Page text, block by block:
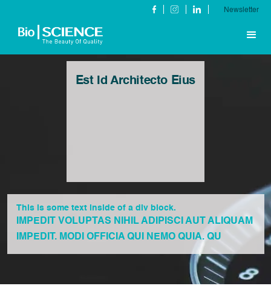
Newsletter
Est Id Architecto Eius
This is some text inside of a div block.
IMPEDIT VOLUPTAS NIHIL ADIPISCI AUT ALIQUAM
IMPEDIT. MODI OFFICIA QUI NEMO QUIA. QU